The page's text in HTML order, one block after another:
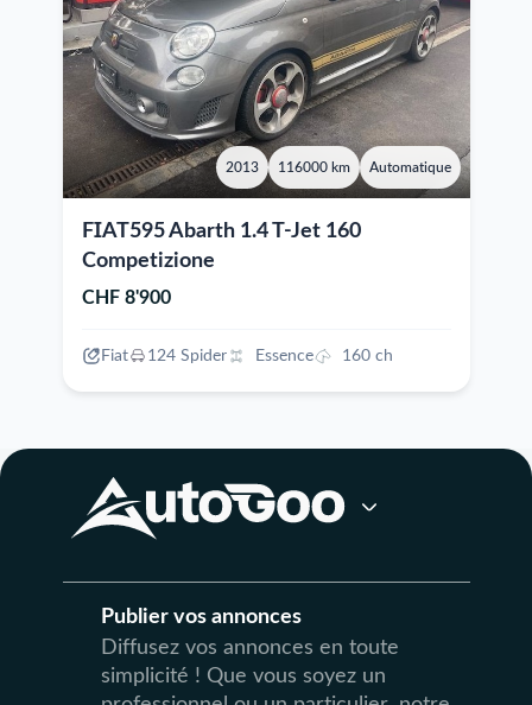
2013 116000 km Automatique
FIAT595 Abarth 1.4 T-Jet 160
Competizione
CHF 8'900
Fiat 124 Spider Essence 160 ch
Publier vos annonces
Diffusez vos annonces en toute
simplicité ! Que vous soyez un